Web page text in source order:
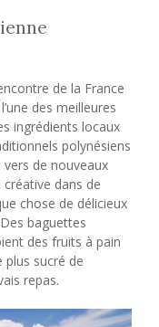
de la France
des meilleures
ingrédients locaux
polynésiens
de nouveaux
dans de
chose de délicieux
baguettes
des fruits à pain
plus sucré de
repas.